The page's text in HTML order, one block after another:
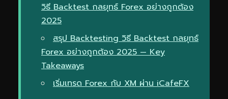
วิธี Backtest กลยุทธ์ Forex อย่างถูกต้อง
2025
สรุป Backtesting วิธี Backtest กลยุทธ์
Forex อย่างถูกต้อง 2025 — Key
Takeaways
เริ่มเทรด Forex กับ XM ผ่าน iCafeFX